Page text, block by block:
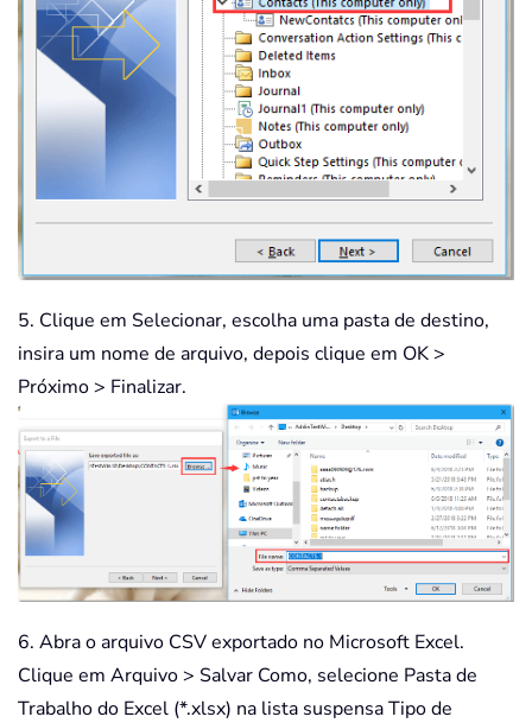
5. Clique em Selecionar, escolha uma pasta de destino,
insira um nome de arquivo, depois clique em OK >
Próximo > Finalizar.
6. Abra o arquivo CSV exportado no Microsoft Excel.
Clique em Arquivo > Salvar Como, selecione Pasta de
Trabalho do Excel (*.xlsx) na lista suspensa Tipo de